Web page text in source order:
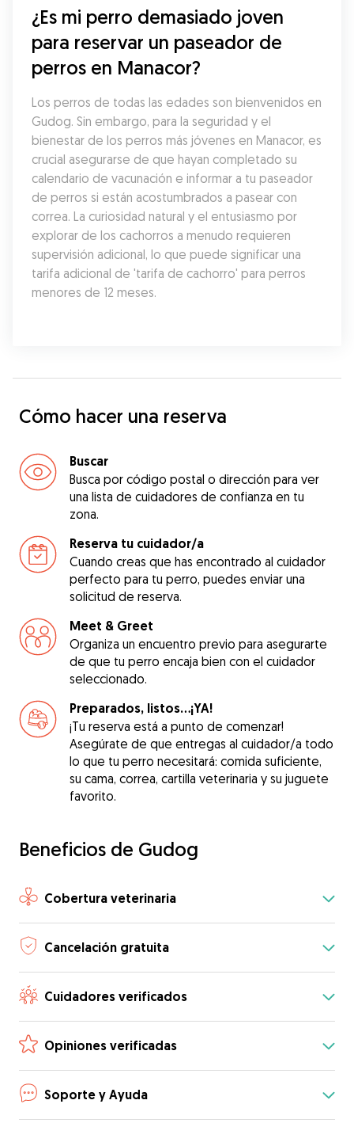
¿Es mi perro demasiado joven
para reservar un paseador de
perros en Manacor?
Los perros de todas las edades son bienvenidos en
Gudog. Sin embargo, para la seguridad y el
bienestar de los perros más jóvenes en Manacor, es
crucial asegurarse de que hayan completado su
calendario de vacunación e informar a tu paseador
de perros si están acostumbrados a pasear con
correa. La curiosidad natural y el entusiasmo por
explorar de los cachorros a menudo requieren
supervisión adicional, lo que puede significar una
tarifa adicional de 'tarifa de cachorro' para perros
menores de 12 meses.
Cómo hacer una reserva
Buscar
Busca por código postal o dirección para ver
una lista de cuidadores de confianza en tu
zona.
Reserva tu cuidador/a
Cuando creas que has encontrado al cuidador
perfecto para tu perro, puedes enviar una
solicitud de reserva.
Meet & Greet
Organiza un encuentro previo para asegurarte
de que tu perro encaja bien con el cuidador
seleccionado.
Preparados, listos...¡YA!
¡Tu reserva está a punto de comenzar!
Asegúrate de que entregas al cuidador/a todo
lo que tu perro necesitará: comida suficiente,
su cama, correa, cartilla veterinaria y su juguete
favorito.
Beneficios de Gudog
Cobertura veterinaria
Cancelación gratuita
Cuidadores verificados
Opiniones verificadas
Soporte y Ayuda